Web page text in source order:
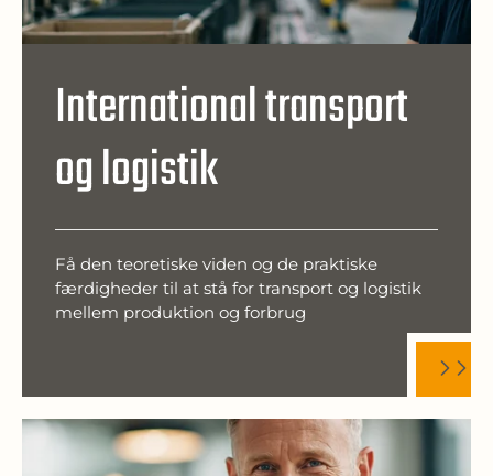
International transport
og logistik
Få den teoretiske viden og de praktiske
færdigheder til at stå for transport og logistik
mellem produktion og forbrug